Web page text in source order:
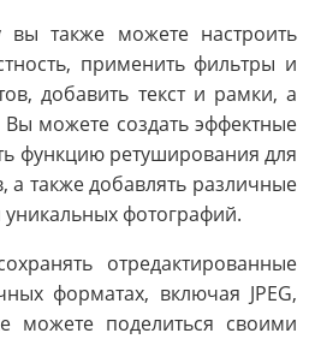
также можете настроить
применить фильтры и
добавить текст и рамки, а
можете создать эффектные
функцию ретуширования для
а также добавлять различные
уникальных фотографий.
отредактированные
форматах, включая JPEG,
можете поделиться своими